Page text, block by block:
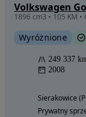
Volkswagen
1896 cm3 • 105 KM
Wyróżnione
249 337
2008
Sierakowice
Prywatny